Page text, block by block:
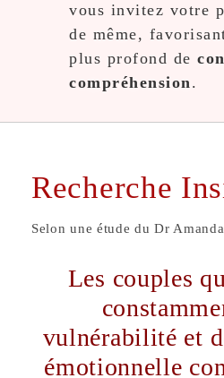
vous invitez votre
de même,
plus profond de
compréhension .
Recherche
Selon une étude du Dr
les couples qui affichent
vulnérabilité et
émotionnelle